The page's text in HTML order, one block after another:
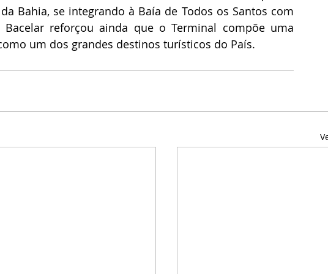
Bahia, se integrando à Baía de Todos os Santos com
Bacelar reforçou ainda que o Terminal compõe uma
um dos grandes destinos turísticos do País.